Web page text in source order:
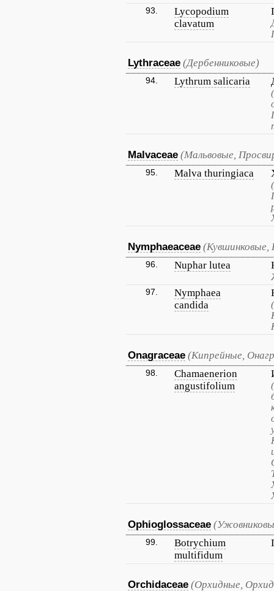
93.
Lycopodium
clavatum
Lythraceae (Дербенниковые)
94. Lythrum salicaria
Malvaceae (Мальвовые,
95. Malva thuringiaca
Nymphaeaceae
96. Nuphar lutea
97.
Nymphaea
candida
Onagraceae (Кипрейные,
98.
Chamaenerion
angustifolium
Ophioglossaceae
99.
Botrychium
multifidum
Orchidaceae (Орхидные,